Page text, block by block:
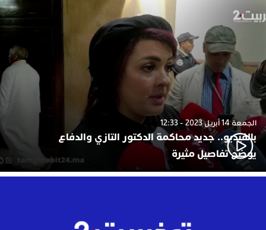
الجمعة 14 أبريل 2023 - 12:33
بالفيديو.. جديد محاكمة الدكتور التازي والدفاع
يوضح تفاصيل مثيرة